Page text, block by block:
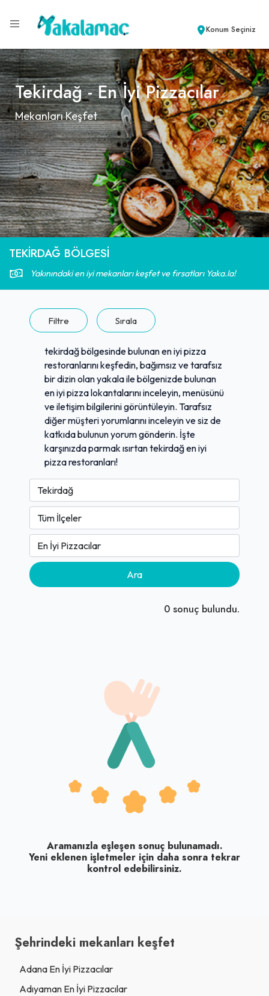
Konum Seçiniz
Tekirdağ - En İyi Pizzacılar
Mekanları Keşfet
TEKIRDAĞ BÖLGESI
Yakınındaki en iyi mekanları keşfet ve fırsatları Yaka.la!
Filtre Sırala
tekirdağ bölgesinde bulunan en iyi pizza
restoranlarını keşfedin, bağımsız ve tarafsız
bir dizin olan yakala ile bölgenizde bulunan
en iyi pizza lokantalarını inceleyin, menüsünü
ve iletişim bilgilerini görüntüleyin. Tarafsız
diğer müşteri yorumlarını inceleyin ve siz de
katkıda bulunun yorum gönderin. İşte
karşınızda parmak ısırtan tekirdağ en iyi
pizza restoranları!
Ara
0 sonuç bulundu.
Aramanızla eşleşen sonuç bulunamadı.
Yeni eklenen işletmeler için daha sonra tekrar
kontrol edebilirsiniz.
Şehrindeki mekanları keşfet
Adana En İyi Pizzacılar
Adıyaman En İyi Pizzacılar